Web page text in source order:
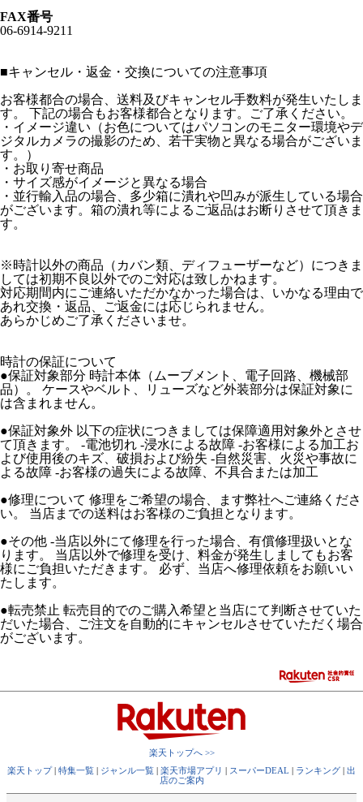
FAX番号
06-6914-9211
■キャンセル・返金・交換についての注意事項
お客様都合の場合、送料及びキャンセル手数料が発生いたしま
す。 下記の場合もお客様都合となります。ご了承ください。
・イメージ違い（お色についてはパソコンのモニター環境やデ
ジタルカメラの撮影のため、若干実物と異なる場合がございま
す。）
・お取り寄せ商品
・サイズ感がイメージと異なる場合
・並行輸入品の場合、多少箱に潰れや凹みが派生している場合
がございます。箱の潰れ等によるご返品はお断りさせて頂きま
す。
※時計以外の商品（カバン類、ディフューザーなど）につきま
しては初期不良以外でのご対応は致しかねます。
対応期間内にご連絡いただかなかった場合は、いかなる理由で
あれ交換・返品、ご返金には応じられません。
あらかじめご了承くださいませ。
時計の保証について
●保証対象部分 時計本体（ムーブメント、電子回路、機械部
品）。 ケースやベルト、リューズなど外装部分は保証対象に
は含まれません。
●保証対象外 以下の症状につきましては保障適用対象外とさせ
て頂きます。 -電池切れ -浸水による故障 -お客様による加工お
よび使用後のキズ、破損および紛失 -自然災害、火災や事故に
よる故障 -お客様の過失による故障、不具合または加工
●修理について 修理をご希望の場合、ます弊社へご連絡くださ
い。 当店までの送料はお客様のご負担となります。
●その他 -当店以外にて修理を行った場合、有償修理扱いとな
ります。 当店以外で修理を受け、料金が発生しましてもお客
様にご負担いただきます。 必ず、当店へ修理依頼をお願いい
たします。
●転売禁止 転売目的でのご購入希望と当店にて判断させていた
だいた場合、ご注文を自動的にキャンセルさせていただく場合
がございます。
楽天トップへ >>
楽天トップ| 特集一覧 | ジャンル一覧 | 楽天市場アプリ | スーパーDEAL | ランキング | 出
店のご案内